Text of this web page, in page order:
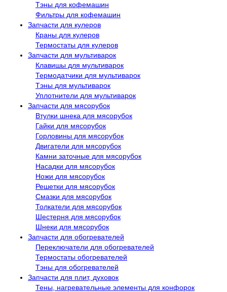
Тэны для кофемашин
Фильтры для кофемашин
Запчасти для кулеров
Краны для кулеров
Термостаты для кулеров
Запчасти для мультиварок
Клавишы для мультиварок
Термодатчики для мультиварок
Тэны для мультиварок
Уплотнители для мультиварок
Запчасти для мясорубок
Втулки шнека для мясорубок
Гайки для мясорубок
Горловины для мясорубок
Двигатели для мясорубок
Камни заточные для мясорубок
Насадки для мясорубок
Ножи для мясорубок
Решетки для мясорубок
Смазки для мясорубок
Толкатели для мясорубок
Шестерня для мясорубок
Шнеки для мясорубок
Запчасти для обогревателей
Переключатели для обогревателей
Термостаты обогревателей
Тэны для обогревателей
Запчасти для плит, духовок
Тены, нагревательные элементы для конфорок